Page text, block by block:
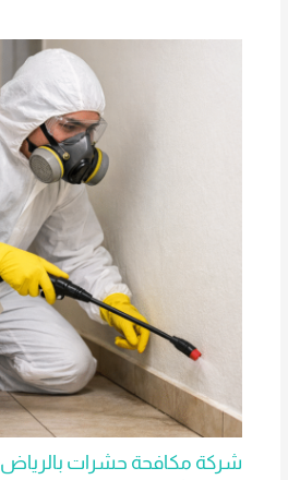
شركة مكافحة حشرات بالرياض